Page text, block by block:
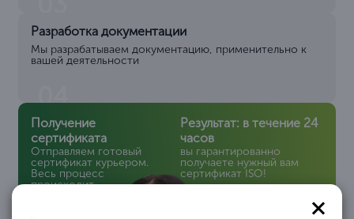
Разработка документации
Мы разрабатываем документацию, применительно к
вашей деятельности
04
Получение
сертификата
Отправляем готовый
сертификат курьером.
Весь процесс
происходит
Результат: в течение 24
часов
вы гарантированно
получаете нужный вам
сертификат ISO!